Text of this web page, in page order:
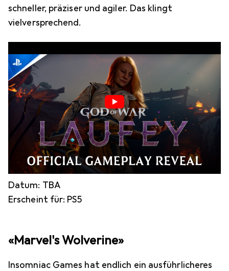
schneller, präziser und agiler. Das klingt
vielversprechend.
Datum: TBA
Erscheint für: PS5
«Marvel's Wolverine»
Insomniac Games hat endlich ein ausführlicheres